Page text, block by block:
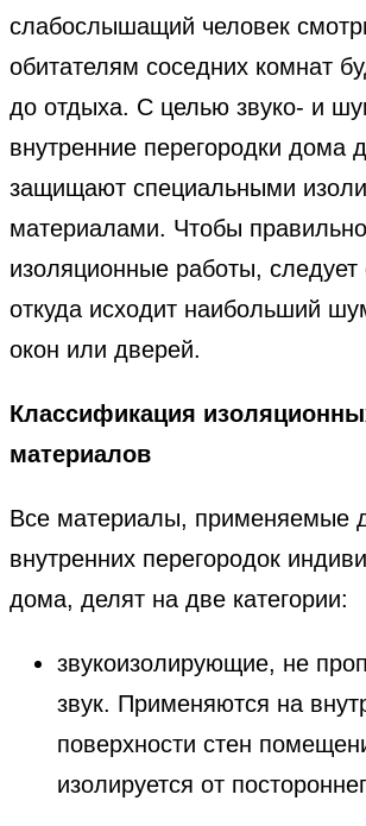
слабослышащий человек
обитателям соседних комнат
до отдыха. С целью звуко- и
внутренние перегородки дома
защищают специальными
материалами. Чтобы
изоляционные работы, следует
откуда исходит наибольший
окон или дверей.
Классификация
материалов
Все материалы, применяемые
внутренних перегородок
дома, делят на две категории:
звукоизолирующие, не
звук. Применяются на
поверхности стен
изолируется от